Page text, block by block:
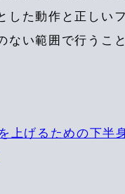
した動作と正しい
ない範囲で行うこ
上げるための下半